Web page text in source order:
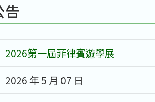
告
2026第一屆菲律賓遊學展
2026 年 5 月 07 日